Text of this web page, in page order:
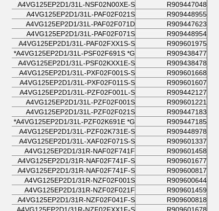
R909447048
A4VG125EP2D1/31L-NSF02N00XE-S
R909448955
A4VG125EP2D1/31L-PAF02F021S
R909447623
A4VG125EP2D1/31L-PAF02F071D
R909448954
A4VG125EP2D1/31L-PAF02F071S
R909601975
A4VG125EP2D1/31L-PAF02FXX1S-S
R909438477
A4VG125EP2D1/31L-PSF02F691S *G*
R909438478
A4VG125EP2D1/31L-PSF02KXX1E-S
R909601668
A4VG125EP2D1/31L-PXF02F001S-S
R909601607
A4VG125EP2D1/31L-PXF02F011S-S
R909442127
A4VG125EP2D1/31L-PZF02F001L-S
R909601221
A4VG125EP2D1/31L-PZF02F001S
R909447183
A4VG125EP2D1/31L-PZF02F021S
R909447185
A4VG125EP2D1/31L-PZF02K691E *G*
R909448978
A4VG125EP2D1/31L-PZF02K731E-S
R909601337
A4VG125EP2D1/31L-XAF02F071S-S
R909601458
A4VG125EP2D1/31R-NAF02F741F
R909601677
A4VG125EP2D1/31R-NAF02F741F-S
R909600817
A4VG125EP2D1/31R-NAF02F741F-S
R909600644
A4VG125EP2D1/31R-NZF02F001S
R909601459
A4VG125EP2D1/31R-NZF02F021F
R909600818
A4VG125EP2D1/31R-NZF02F041F-S